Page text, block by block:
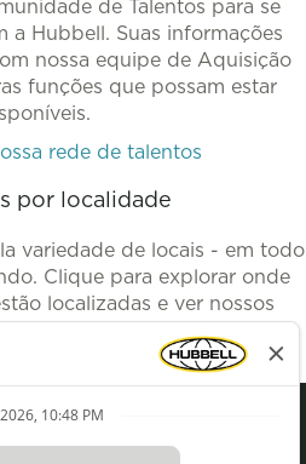
de Talentos para se
a Hubbell. Suas informações
nossa equipe de Aquisição
funções que possam estar
rede de talentos
por localidade
variedade de locais - em todo
Clique para explorar onde
localizadas e ver nossos